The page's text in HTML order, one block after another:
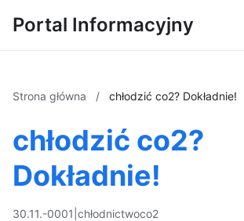
Portal Informacyjny
Strona główna / chłodzić co2? Dokładnie!
chłodzić co2?
Dokładnie!
30.11.-0001 chłodnictwoco2